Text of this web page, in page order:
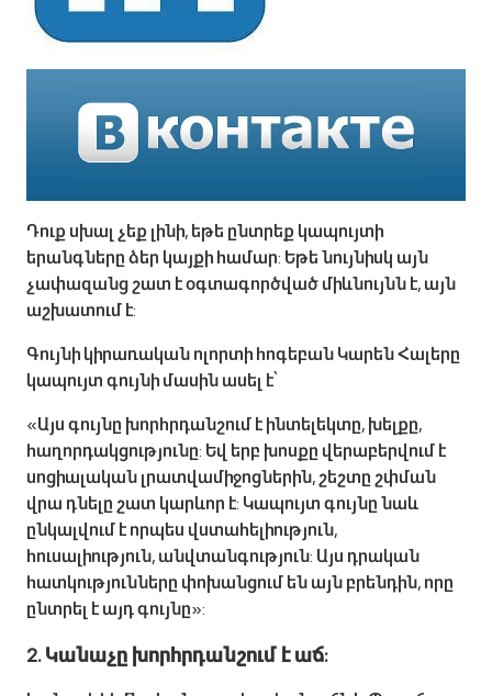
Դուք սխալ չեք լինի, եթե ընտրեք կապույտի
երանգները ձեր կայքի համար: Եթե նույնիսկ այն
չափազանց շատ է օգտագործված միևնույնն է, այն
աշխատում է:
Գույնի կիրառական ոլորտի հոգեբան Կարեն Հալերը
կապույտ գույնի մասին ասել է՝
«Այս գույնը խորհրդանշում է ինտելեկտը, խելքը,
հաղորդակցությունը: Եվ երբ խոսքը վերաբերվում է
սոցիալական լրատվամիջոցներին, շեշտը շփման
վրա դնելը շատ կարևոր է: Կապույտ գույնը նաև
ընկալվում է որպես վստահելիություն,
հուսալիություն, անվտանգություն: Այս դրական
հատկությունները փոխանցում են այն բրենդին, որը
ընտրել է այդ գույնը»:
2. Կանաչը խորհրդանշում է աճ: